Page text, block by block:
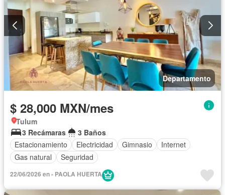
Departamento
$ 28,000 MXN/mes
Tulum
3 Recámaras
3 Baños
Estacionamiento
Electricidad Gimnasio
Internet
Gas natural
Seguridad
22/06/2026 en - PAOLA HUERTA